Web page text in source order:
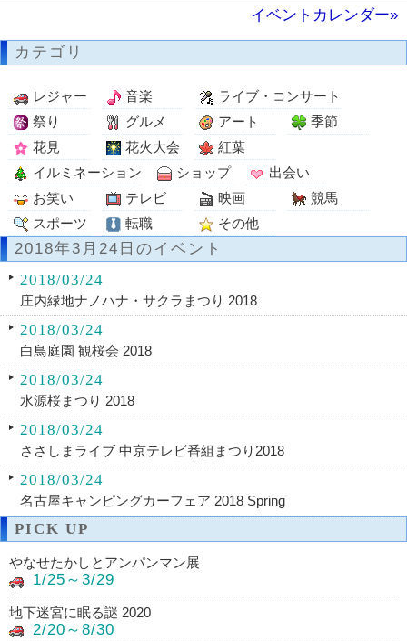
イベントカレンダー»
カテゴリ
レジャー 音楽
ライブ・コンサート
祭り
グルメ アート
季節
花見
花火大会
紅葉
イルミネーション
ショップ
出会い
お笑い
テレビ 映画
競馬
スポーツ
転職 その他
2018年3月24日のイベント
2018/03/24
庄内緑地ナノハナ・サクラまつり 2018
2018/03/24
白鳥庭園 観桜会 2018
2018/03/24
水源桜まつり 2018
2018/03/24
ささしまライブ 中京テレビ番組まつり2018
2018/03/24
名古屋キャンピングカーフェア 2018 Spring
PICK UP
やなせたかしとアンパンマン展
1/25～3/29
地下迷宮に眠る謎 2020
2/20～8/30